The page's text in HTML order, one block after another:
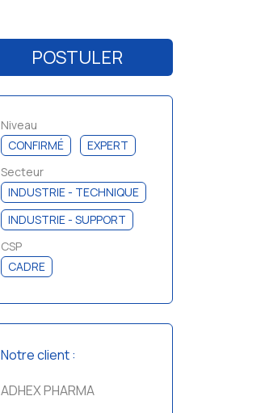
POSTULER
Niveau
CONFIRMÉ
EXPERT
Secteur
INDUSTRIE - TECHNIQUE
INDUSTRIE - SUPPORT
CSP
CADRE
Notre client :
ADHEX PHARMA